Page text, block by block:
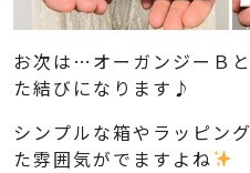
お次は…オーガンジーＢ
た結びになります♪
シンプルな箱やラッピン
た雰囲気がでますよね